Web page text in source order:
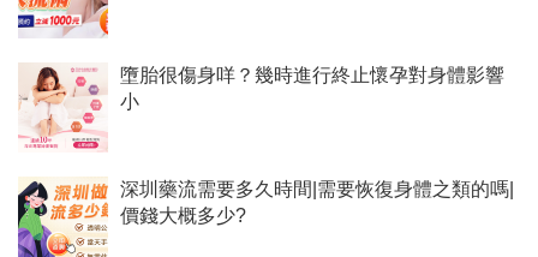
墮胎很傷身咩？幾時進行終止懷孕對身體影響
小
深圳藥流需要多久時間|需要恢復身體之類的嗎|
價錢大概多少?